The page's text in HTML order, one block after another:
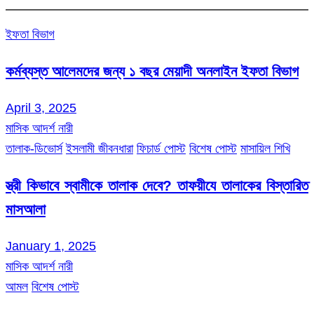
ইফতা বিভাগ
কর্মব্যস্ত আলেমদের জন্য ১ বছর মেয়াদী অনলাইন ইফতা বিভাগ
April 3, 2025
মাসিক আদর্শ নারী
তালাক-ডিভোর্স ইসলামী জীবনধারা ফিচার্ড পোস্ট বিশেষ পোস্ট মাসায়িল শিখি
স্ত্রী কিভাবে স্বামীকে তালাক দেবে? তাফয়ীযে তালাকের বিস্তারিত
মাসআলা
January 1, 2025
মাসিক আদর্শ নারী
আমল বিশেষ পোস্ট